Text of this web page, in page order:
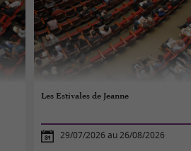
Les Estivales de Jeanne
29/07/2026 au 26/08/2026